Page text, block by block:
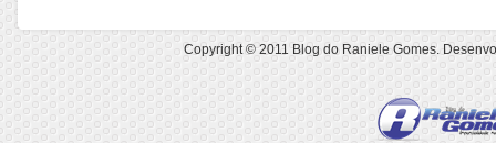
Copyright © 2011Blog do Raniele Gomes.